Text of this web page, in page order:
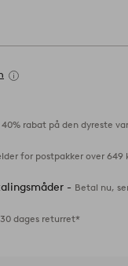
40% rabat på den dyreste
for postpakker over 649
- Betal nu,
30 dages returret*